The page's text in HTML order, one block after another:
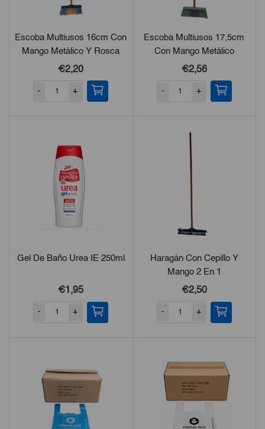
Escoba Multiusos 16cm Con
Mango Metálico Y Rosca
Resistente
€2,20
- +
Escoba Multiusos 17,5cm
Con Mango Metálico
Resistente
€2,56
- +
Gel De Baño Urea IE 250ml
€1,95
- +
Haragán Con Cepillo Y
Mango 2 En 1
€2,50
- +